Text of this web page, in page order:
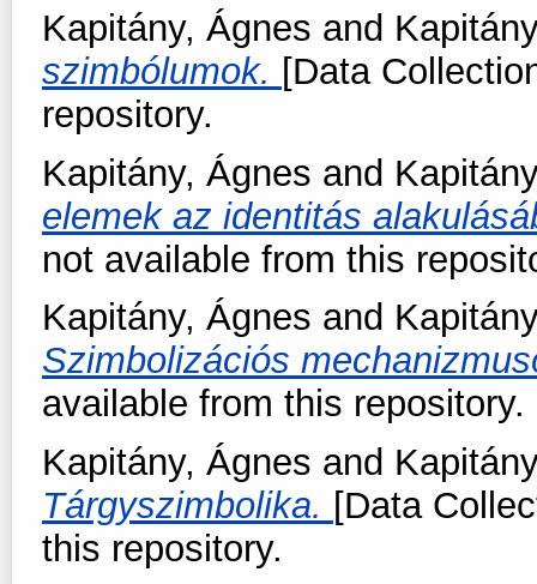
Kapitány, Ágnes and
szimbólumok. [Data
repository.
Kapitány, Ágnes and
elemek az identitás
not available from this
Kapitány, Ágnes and
Szimbolizációs
available from this repository.
Kapitány, Ágnes and
Tárgyszimbolika. [Data
this repository.